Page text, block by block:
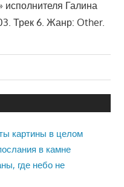
исполнителя Галина
Трек 6. Жанр: Other.
картины в целом
в камне
где небо не